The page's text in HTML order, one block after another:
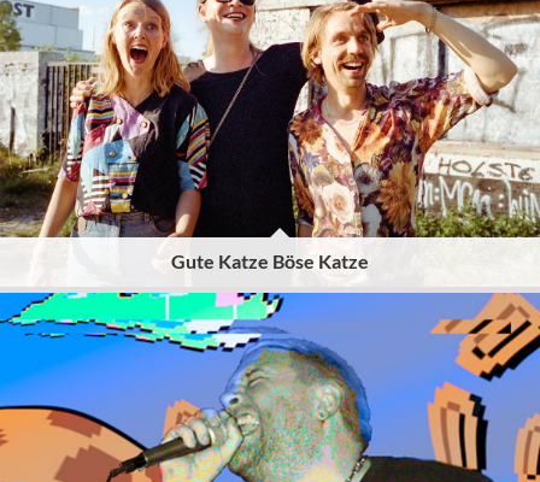
Gute Katze Böse Katze